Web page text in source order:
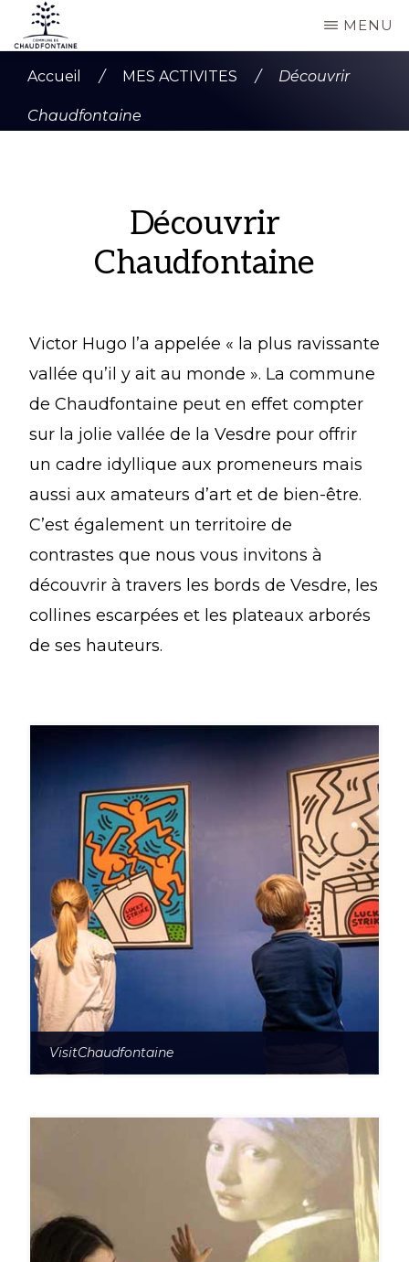
Passer
au
contenu
principal
Chaudfontaine
MENU
Accueil / MES ACTIVITES / Découvrir
Chaudfontaine
Découvrir
Chaudfontaine
Victor Hugo l’a appelée « la plus ravissante
vallée qu’il y ait au monde ». La commune
de Chaudfontaine peut en effet compter
sur la jolie vallée de la Vesdre pour offrir
un cadre idyllique aux promeneurs mais
aussi aux amateurs d’art et de bien-être.
C’est également un territoire de
contrastes que nous vous invitons à
découvrir à travers les bords de Vesdre, les
collines escarpées et les plateaux arborés
de ses hauteurs.
VisitChaudfontaine